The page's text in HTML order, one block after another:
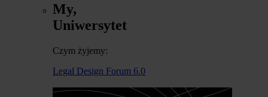
My,
Uniwersytet
Czym żyjemy:
Legal Design Forum 6.0